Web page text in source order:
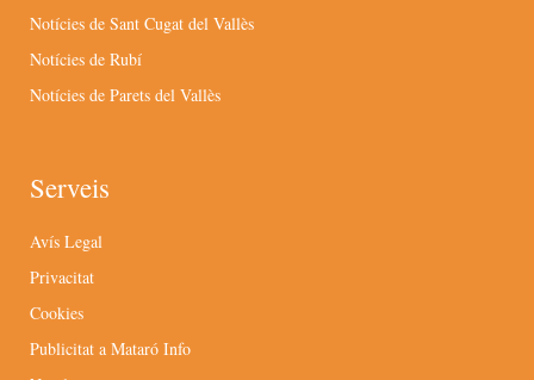
Notícies de Sant Cugat del Vallès
Notícies de Rubí
Notícies de Parets del Vallès
Serveis
Avís Legal
Privacitat
Cookies
Publicitat a Mataró Info